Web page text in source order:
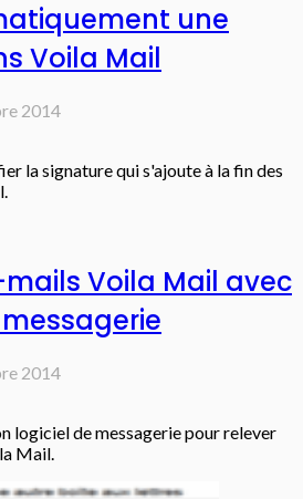
une
Voila Mail
2014
la signature qui s'ajoute à la fin des
mails Voila Mail avec
2014
logiciel de messagerie pour relever
Mail.